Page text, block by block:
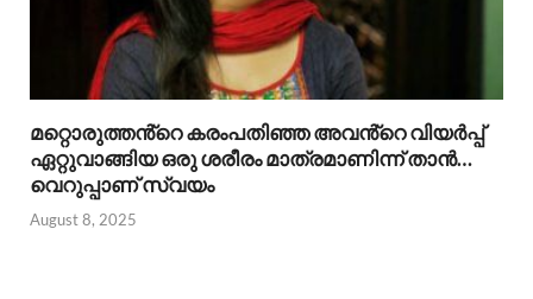
മറ്റൊരുത്തൻ്റെ കരംപതിഞ്ഞ അവൻ്റെ വിയർപ്പ്
ഏറ്റുവാങ്ങിയ ഒരു ശരീരം മാത്രമാണിന്ന് താൻ…
വെറുപ്പാണ് സ്വയം
August 8, 2025